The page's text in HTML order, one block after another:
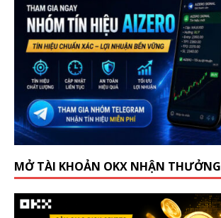
MỞ TÀI KHOẢN OKX NHẬN THƯỞNG